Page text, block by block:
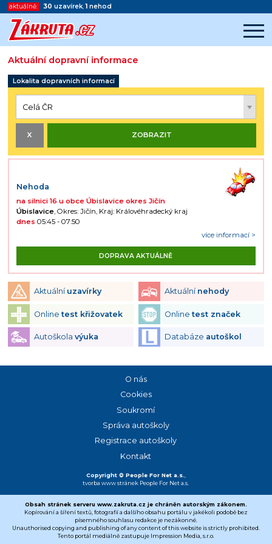
aktuálně: 30 uzavírek,1 nehod
Aktuální dopravní informace
Začátek reklamy
Konec reklamy
Lokalita dopravních informací
Nehoda
na silnici 16 u obce Úbislavice okres Jičín
Úbislavice, Okres: Jičín, Kraj: Královéhradecký kraj
dnes 05:45 - 07:50
více informací >
DOPRAVA AKTUÁLNĚ
Aktuální uzavírky Aktuální nehody
Onlinetest křižovatek Onlinetest značek
Autoškola výuka Databáze autoškol
Copyright © People For Net a.s.
tvorba www stránek People For Net a.s.
O nás
Cookies
Soukromí
Správa autoškoly
Registrace autoškoly
Kontakt
Obsah stránek serveru www.zakruta.cz je chráněn autorským zákonem.
Kopírování a šíření textů, fotografií a dalšího obsahu portálu v jakékoli podobě bez
písemného souhlasu redakce je nezákonné.
Unauthorised copying and publishing of any content of this website is strictly prohibited.
Tento portál mediálně zastupuje Impression Media, s.r.o.